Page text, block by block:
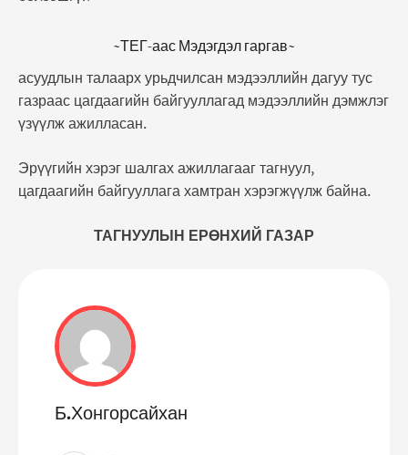
~ТЕГ-аас Мэдэгдэл гаргав~
асуудлын талаарх урьдчилсан мэдээллийн дагуу тус
газраас цагдаагийн байгууллагад мэдээллийн дэмжлэг
үзүүлж ажилласан.
Эрүүгийн хэрэг шалгах ажиллагааг тагнуул,
цагдаагийн байгууллага хамтран хэрэгжүүлж байна.
ТАГНУУЛЫН ЕРӨНХИЙ ГАЗАР
Б.Хонгорсайхан